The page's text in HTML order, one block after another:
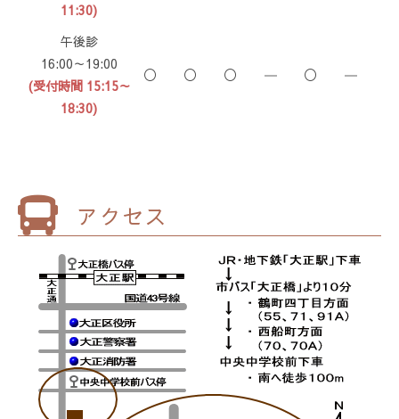
11:30)
午後診
16:00～19:00
(受付時間 15:15～
18:30)
〇 〇 〇 ― 〇 ―
アクセス